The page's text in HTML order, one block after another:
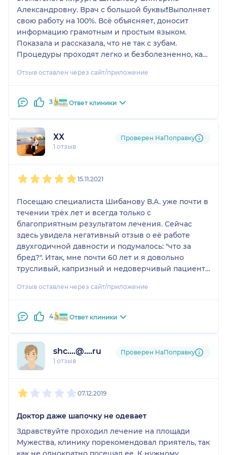
Александровну. Врач с большой буквы❗️Выполняет
свою работу на 100%. Всё объясняет, доносит
информацию грамотным и простым языком.
Показала и рассказала, что не так с зубам.
Процедуры проходят легко и безболезненно, как
наглядно продемонстрировала работу и дала
поняла, что попала в руки профессионала своего
дела и компетентного врача. Теперь буду
побольше хороших пациентов! Доктор, с которым
можно расслабиться и наслаждаться лечением!
Золотые легкие ручки!
Отзыв оставлен через сайт/приложение
3 Ответ клиники
ХХ
1 отзыв
Проверен НаПоправку
15.11.2021
Посещаю специалиста Шибанову В.А. уже почти в
течении трёх лет и всегда только с
благоприятным результатом лечения. Сейчас
здесь увидела негативный отзыв о её работе
двухгодичной давности и подумалось: "что за
бред?". Итак, мне почти 60 лет и я довольно
трусливый, капризный и недоверчивый пациент
У Виктории Александровны за три года я
кариес с восстановлением зуба пломбированием,
пломбировку каналов, удаление зубов, установку
специалист, ответственный профессионал.
Работает уверенно, чётко, скрупулёзно и
вдумчиво по индивидуальным особенностям
аспектах обслуживания вести обсуждения не
всегда в соответствии с объёмом выполненных
навязываются, в т. ч. варианты объёма работ
предварительно обсуждаются и согласовывается.
Отзыв оставлен через сайт/приложение
4 Ответ клиники
shc....@....ru
1 отзыв
Проверен НаПоправку
07.12.2019
Доктор даже шапочку не одевает
Здравствуйте проходил лечение на площади
Мужества, клинику порекомендовал приятель, так